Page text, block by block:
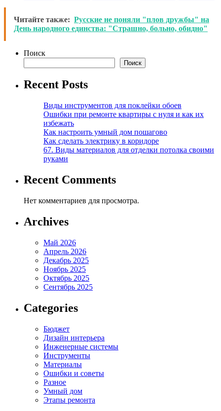
Читайте также: Русские не поняли "плов дружбы" на
День народного единства: "Страшно, больно, обидно"
Поиск
Поиск
Recent Posts
Виды инструментов для поклейки обоев
Ошибки при ремонте квартиры с нуля и как их
избежать
Как настроить умный дом пошагово
Как сделать электрику в коридоре
67. Виды материалов для отделки потолка своими
руками
Recent Comments
Нет комментариев для просмотра.
Archives
Май 2026
Апрель 2026
Декабрь 2025
Ноябрь 2025
Октябрь 2025
Сентябрь 2025
Categories
Бюджет
Дизайн интерьера
Инженерные системы
Инструменты
Материалы
Ошибки и советы
Разное
Умный дом
Этапы ремонта